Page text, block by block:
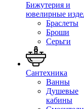
Бижутерия и
ювелирные
Браслеты
Броши
Серьги
Сантехника
Ванны
Душевые
кабины